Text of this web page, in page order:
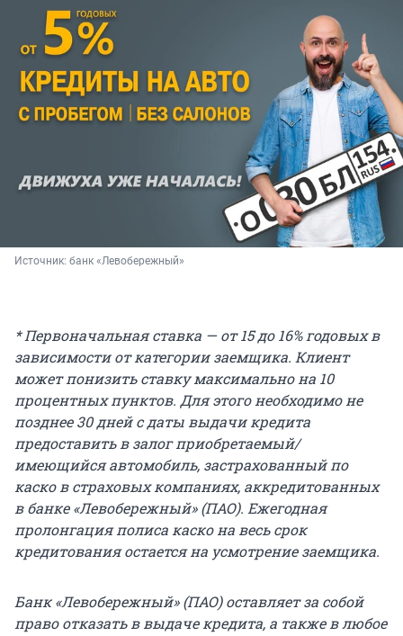
Источник: банк «Левобережный»
* Первоначальная ставка — от 15 до 16% годовых в
зависимости от категории заемщика. Клиент
может понизить ставку максимально на 10
процентных пунктов. Для этого необходимо не
позднее 30 дней с даты выдачи кредита
предоставить в залог приобретаемый/
имеющийся автомобиль, застрахованный по
каско в страховых компаниях, аккредитованных
в банке «Левобережный» (ПАО). Ежегодная
пролонгация полиса каско на весь срок
кредитования остается на усмотрение заемщика.
Банк «Левобережный» (ПАО) оставляет за собой
право отказать в выдаче кредита, а также в любое